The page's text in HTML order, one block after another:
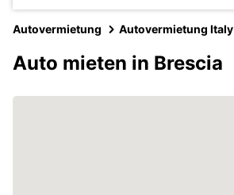
Autovermietung Autovermietung Italy
Auto mieten in Brescia